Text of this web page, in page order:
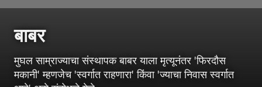
बाबर
मुघल साम्राज्याचा संस्थापक बाबर याला मृत्यूनंतर 'फिरदौस
मकानी' म्हणजेच 'स्वर्गात राहणारा' किंवा 'ज्याचा निवास स्वर्गात